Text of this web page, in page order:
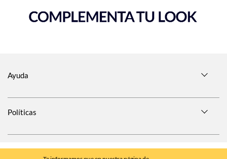
Ayuda
Políticas